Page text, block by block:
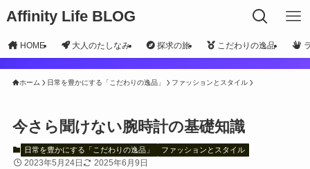
Affinity Life BLOG
HOME 大人のたしなみ 探求の旅 こだわりの逸品
ホーム 日常を豊かにする「こだわりの逸品」 ファッションとスタイル
今さら聞けない腕時計の基礎知識
日常を豊かにする「こだわりの逸品」 ファッションとスタイル
2023年5月24日 2025年6月9日